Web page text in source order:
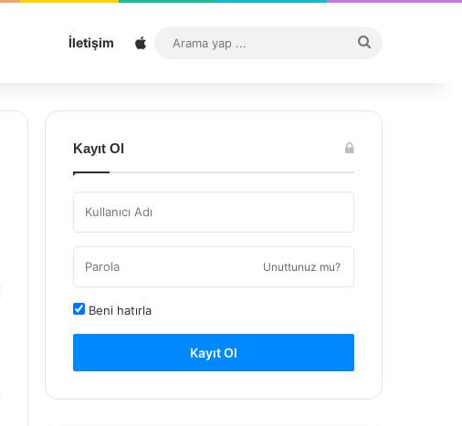
İletişim Sitemap
...
Kayıt Ol
Unuttunuz mu?
Beni hatırla
Kayıt Ol